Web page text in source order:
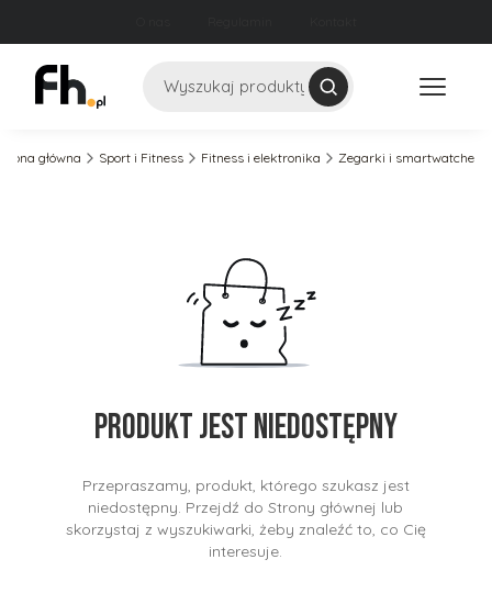
Szukaj
główna Sport i Fitness Fitness i elektronika Zegarki i smartwatche
Produkt jest niedostępny
Przepraszamy, produkt, którego szukasz jest
niedostępny. Przejdź do Strony głównej lub
skorzystaj z wyszukiwarki, żeby znaleźć to, co Cię
interesuje.